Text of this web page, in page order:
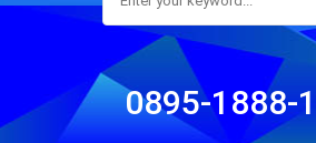
0895-1888-